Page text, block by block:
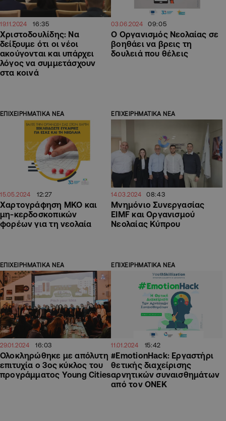
19.11.2024 16:35
Χριστοδουλίδης: Να
δείξουμε ότι οι νέοι
ακούγονται και υπάρχει
λόγος να συμμετάσχουν
στα κοινά
03.06.2024 09:05
Ο Οργανισμός Νεολαίας σε
βοηθάει να βρεις τη
δουλειά που θέλεις
ΕΠΙΧΕΙΡΗΜΑΤΙΚΑ ΝΕΑ
15.05.2024 12:27
Χαρτογράφηση ΜΚΟ και
μη-κερδοσκοπικών
φορέων για τη νεολαία
ΕΠΙΧΕΙΡΗΜΑΤΙΚΑ ΝΕΑ
14.03.2024 08:43
Μνημόνιο Συνεργασίας
EIMF και Οργανισμού
Νεολαίας Κύπρου
ΕΠΙΧΕΙΡΗΜΑΤΙΚΑ ΝΕΑ
29.01.2024 16:03
Ολοκληρώθηκε με απόλυτη
επιτυχία ο 3ος κύκλος του
προγράμματος Young Cities
ΕΠΙΧΕΙΡΗΜΑΤΙΚΑ ΝΕΑ
11.01.2024 15:42
#EmotionHack: Εργαστήρι
θετικής διαχείρισης
αρνητικών συναισθημάτων
από τον ΟΝΕΚ